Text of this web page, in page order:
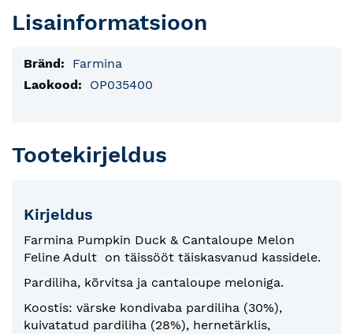
Lisainformatsioon
Lisainfo
Farmina
OP035400
Tootekirjeldus
Kirjeldus
Farmina Pumpkin Duck & Cantaloupe Melon
Feline Adult on täissööt täiskasvanud kassidele.
Pardiliha, kõrvitsa ja cantaloupe meloniga.
Koostis: värske kondivaba pardiliha (30%),
kuivatatud pardiliha (28%), hernetärklis,